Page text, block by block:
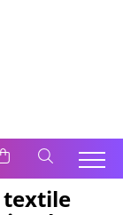
textile